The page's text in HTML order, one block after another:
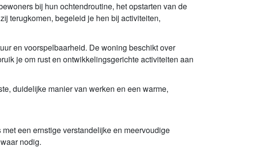
bij hun ochtendroutine, het opstarten van de
terugkomen, begeleid je hen bij activiteiten,
en voorspelbaarheid. De woning beschikt over
je om rust en ontwikkelingsgerichte activiteiten aan
duidelijke manier van werken en een warme,
een ernstige verstandelijke en meervoudige
nodig.